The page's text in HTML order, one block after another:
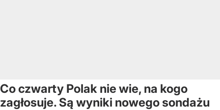
Co czwarty Polak nie wie, na kogo
zagłosuje. Są wyniki nowego sondażu